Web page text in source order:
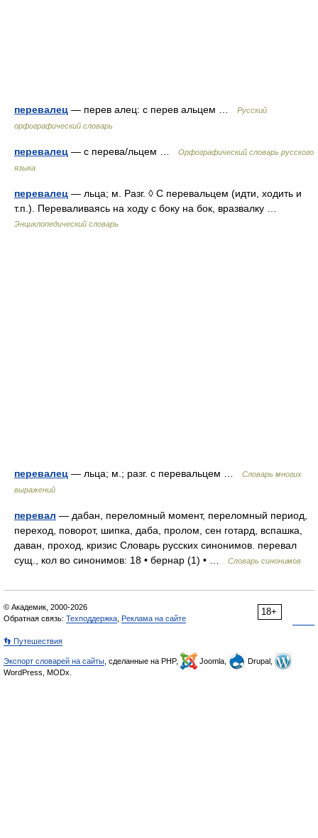
перевалец — перев алец: с перев альцем …
Русский
орфографический словарь
перевалец — с перева/льцем …
Орфографический словарь русского
языка
перевалец — льца; м. Разг. ◊ С перевальцем (идти, ходить и
т.п.). Переваливаясь на ходу с боку на бок, вразвалку …
Энциклопедический словарь
перевалец — льца; м.; разг. с перевальцем …
Словарь многих
выражений
перевал — дабан, переломный момент, переломный период,
переход, поворот, шипка, даба, пролом, сен готард, вспашка,
даван, проход, кризис Словарь русских синонимов. перевал
сущ., кол во синонимов: 18 • бернар (1) • …
Словарь синонимов
18+
© Академик, 2000-2026
Обратная связь: Техподдержка Реклама на сайте
👣 Путешествия
Экспорт словарей на сайты , сделанные на PHP, Joomla,
Drupal,
WordPress, MODx.